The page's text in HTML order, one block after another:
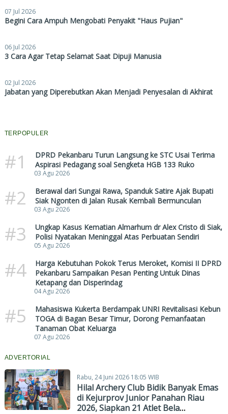
07 Jul 2026
Begini Cara Ampuh Mengobati Penyakit "Haus Pujian"
06 Jul 2026
3 Cara Agar Tetap Selamat Saat Dipuji Manusia
02 Jul 2026
Jabatan yang Diperebutkan Akan Menjadi Penyesalan di Akhirat
TERPOPULER
#1
DPRD Pekanbaru Turun Langsung ke STC Usai Terima
Aspirasi Pedagang soal Sengketa HGB 133 Ruko
03 Agu 2026
#2
Berawal dari Sungai Rawa, Spanduk Satire Ajak Bupati
Siak Ngonten di Jalan Rusak Kembali Bermunculan
03 Agu 2026
#3
Ungkap Kasus Kematian Almarhum dr Alex Cristo di Siak,
Polisi Nyatakan Meninggal Atas Perbuatan Sendiri
05 Agu 2026
#4
Harga Kebutuhan Pokok Terus Meroket, Komisi II DPRD
Pekanbaru Sampaikan Pesan Penting Untuk Dinas
Ketapang dan Disperindag
04 Agu 2026
#5
Mahasiswa Kukerta Berdampak UNRI Revitalisasi Kebun
TOGA di Bagan Besar Timur, Dorong Pemanfaatan
Tanaman Obat Keluarga
07 Agu 2026
ADVERTORIAL
Rabu, 24 Juni 2026 18:05 WIB
Hilal Archery Club Bidik Banyak Emas
di Kejurprov Junior Panahan Riau
2026, Siapkan 21 Atlet Bela